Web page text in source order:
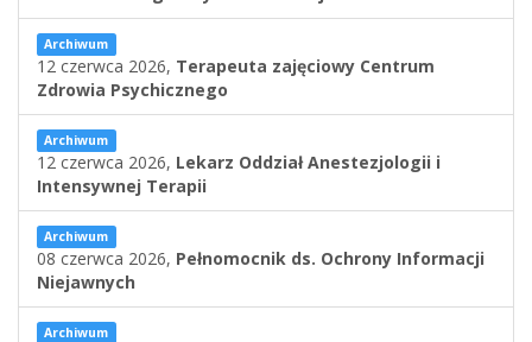
Archiwum
12 czerwca 2026, Terapeuta zajęciowy Centrum
Zdrowia Psychicznego
Archiwum
12 czerwca 2026, Lekarz Oddział Anestezjologii i
Intensywnej Terapii
Archiwum
08 czerwca 2026, Pełnomocnik ds. Ochrony Informacji
Niejawnych
Archiwum